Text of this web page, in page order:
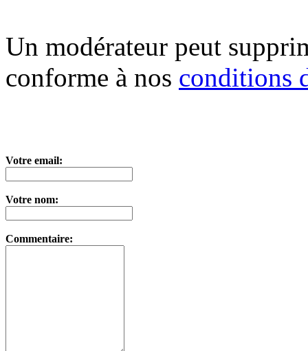
Un modérateur peut
conforme à nos conditions
Votre email:
Votre nom:
Commentaire: